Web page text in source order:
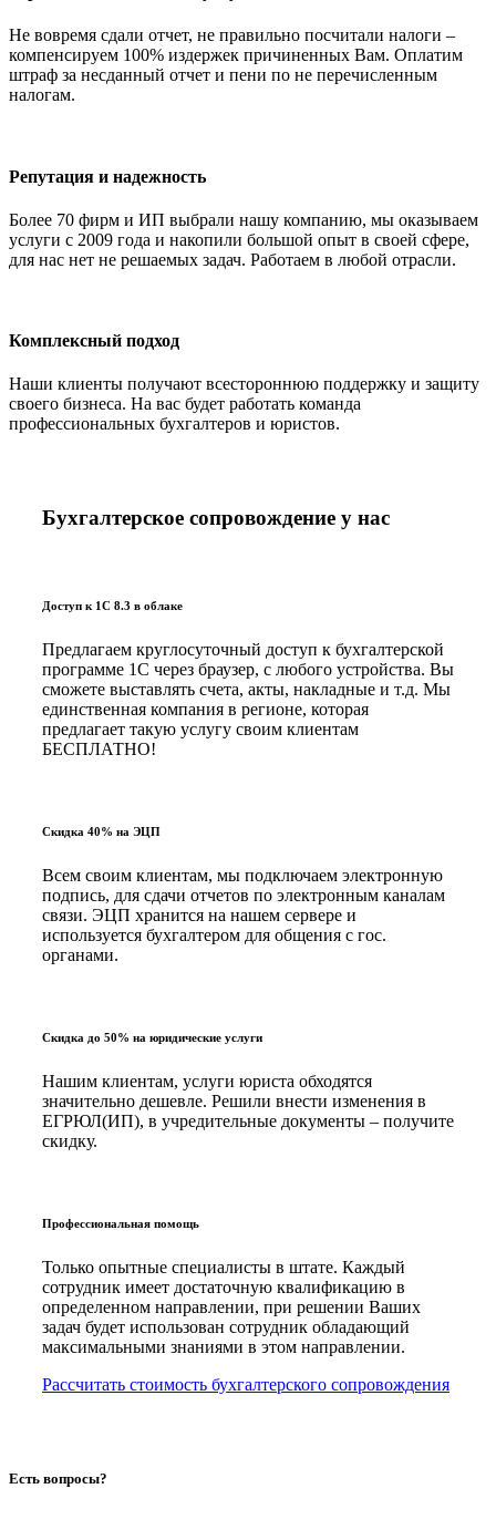
Не вовремя сдали отчет, не правильно посчитали налоги –
компенсируем 100% издержек причиненных Вам. Оплатим
штраф за несданный отчет и пени по не перечисленным
налогам.
Репутация и надежность
Более 70 фирм и ИП выбрали нашу компанию, мы оказываем
услуги с 2009 года и накопили большой опыт в своей сфере,
для нас нет не решаемых задач. Работаем в любой отрасли.
Комплексный подход
Наши клиенты получают всестороннюю поддержку и защиту
своего бизнеса. На вас будет работать команда
профессиональных бухгалтеров и юристов.
Бухгалтерское сопровождение у нас
Доступ к 1С 8.3 в облаке
Предлагаем круглосуточный доступ к бухгалтерской
программе 1С через браузер, с любого устройства. Вы
сможете выставлять счета, акты, накладные и т.д. Мы
единственная компания в регионе, которая
предлагает такую услугу своим клиентам
БЕСПЛАТНО!
Скидка 40% на ЭЦП
Всем своим клиентам, мы подключаем электронную
подпись, для сдачи отчетов по электронным каналам
связи. ЭЦП хранится на нашем сервере и
используется бухгалтером для общения с гос.
органами.
Скидка до 50% на юридические услуги
Нашим клиентам, услуги юриста обходятся
значительно дешевле. Решили внести изменения в
ЕГРЮЛ(ИП), в учредительные документы – получите
скидку.
Профессиональная помощь
Только опытные специалисты в штате. Каждый
сотрудник имеет достаточную квалификацию в
определенном направлении, при решении Ваших
задач будет использован сотрудник обладающий
максимальными знаниями в этом направлении.
Рассчитать стоимость бухгалтерского сопровождения
Есть вопросы?